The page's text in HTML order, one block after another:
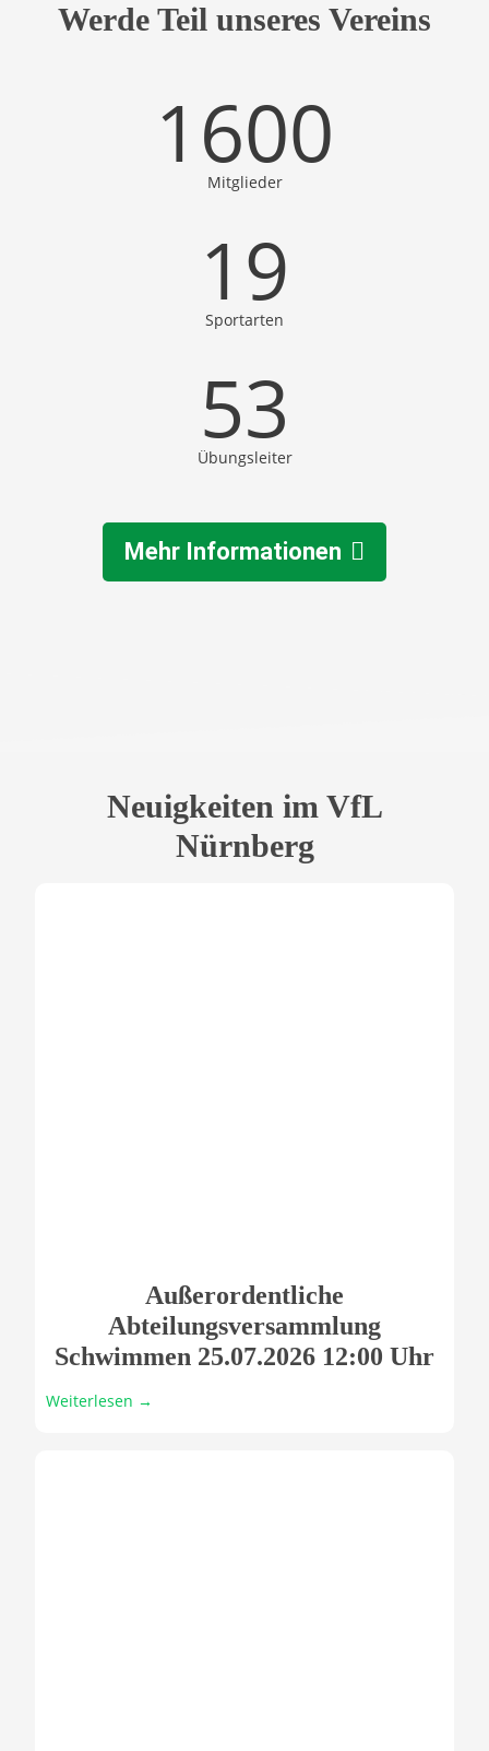
Werde Teil unseres Vereins
1600
Mitglieder
19
Sportarten
53
Übungsleiter
Mehr Informationen
Neuigkeiten im VfL
Nürnberg
Außerordentliche
Abteilungsversammlung
Schwimmen 25.07.2026 12:00 Uhr
Weiterlesen →